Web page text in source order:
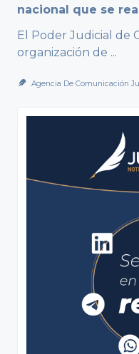
nacional que se
El Poder Judicial de
organización de ...
Agencia De Comunicación